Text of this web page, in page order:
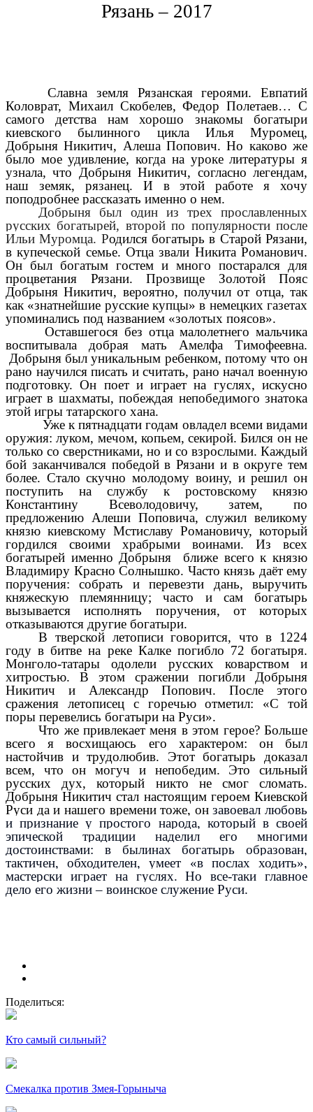
Рязань – 2017
Славна земля Рязанская героями. Евпатий
Коловрат, Михаил Скобелев, Федор Полетаев… С
самого детства нам хорошо знакомы богатыри
киевского былинного цикла Илья Муромец,
Добрыня Никитич, Алеша Попович. Но каково же
было мое удивление, когда на уроке литературы я
узнала, что Добрыня Никитич, согласно легендам,
наш земяк, рязанец. И в этой работе я хочу
поподробнее рассказать именно о нем.
Добрыня был один из трех прославленных
русских богатырей, второй по популярности после
Ильи Муромца. Родился богатырь в Старой Рязани,
в купеческой семье. Отца звали Никита Романович.
Он был богатым гостем и много постарался для
процветания Рязани. Прозвище Золотой Пояс
Добрыня Никитич, вероятно, получил от отца, так
как «знатнейшие русские купцы» в немецких газетах
упоминались под названием «золотых поясов».
Оставшегося без отца малолетнего мальчика
воспитывала добрая мать Амелфа Тимофеевна.
Добрыня был уникальным ребенком, потому что он
рано научился писать и считать, рано начал военную
подготовку. Он поет и играет на гуслях, искусно
играет в шахматы, побеждая непобедимого знатока
этой игры татарского хана.
Уже к пятнадцати годам овладел всеми видами
оружия: луком, мечом, копьем, секирой. Бился он не
только со сверстниками, но и со взрослыми. Каждый
бой заканчивался победой в Рязани и в округе тем
более. Стало скучно молодому воину, и решил он
поступить на службу к ростовскому князю
Константину Всеволодовичу, затем, по
предложению Алеши Поповича, служил великому
князю киевскому Мстиславу Романовичу, который
гордился своими храбрыми воинами. Из всех
богатырей именно Добрыня ближе всего к князю
Владимиру Красно Солнышко. Часто князь даёт ему
поручения: собрать и перевезти дань, выручить
княжескую племянницу; часто и сам богатырь
вызывается исполнять поручения, от которых
отказываются другие богатыри.
В тверской летописи говорится, что в 1224
году в битве на реке Калке погибло 72 богатыря.
Монголо-татары одолели русских коварством и
хитростью. В этом сражении погибли Добрыня
Никитич и Александр Попович. После этого
сражения летописец с горечью отметил: «С той
поры перевелись богатыри на Руси».
Что же привлекает меня в этом герое? Больше
всего я восхищаюсь его характером: он был
настойчив и трудолюбив. Этот богатырь доказал
всем, что он могуч и непобедим. Это сильный
русских дух, который никто не смог сломать.
Добрыня Никитич стал настоящим героем Киевской
Руси да и нашего времени тоже, онзавоевал любовь
и признание у простого народа, который в своей
эпической традиции наделил его многими
достоинствами: в былинах богатырь образован,
тактичен, обходителен, умеет «в послах ходить»,
мастерски играет на гуслях. Но все-таки главное
дело его жизни – воинское служение Руси.
Поделиться:
Кто самый сильный?
Смекалка против Змея-Горыныча